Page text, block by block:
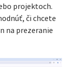
projektoch.
či chcete
na prezeranie